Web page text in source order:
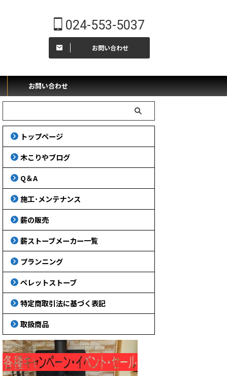
024-553-5037
お問い合わせ
お問い合わせ
トップページ
木こりやブログ
Q＆A
施工･メンテナンス
薪の販売
薪ストーブメーカー一覧
プランニング
ペレットストーブ
特定商取引法に基づく表記
取扱商品